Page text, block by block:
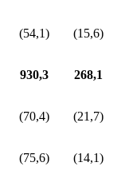
(54,1) (15,6)
930,3 268,1
(70,4) (21,7)
(75,6) (14,1)